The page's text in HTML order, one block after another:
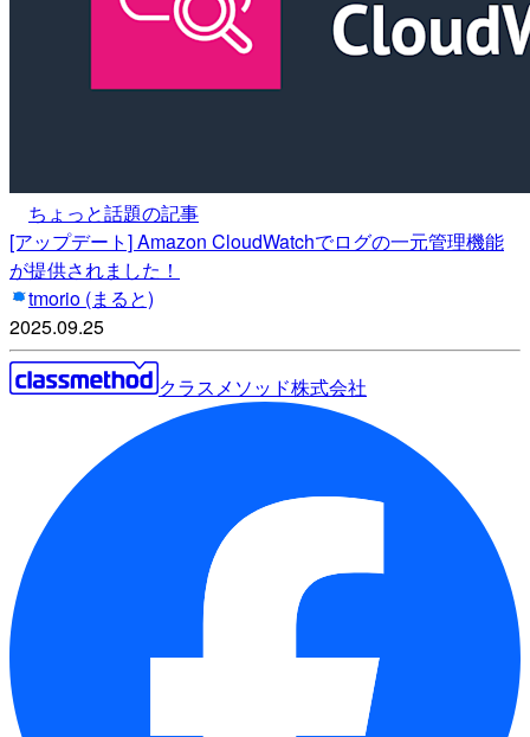
ちょっと話題の記事
[アップデート] Amazon CloudWatchでログの一元管理機能
が提供されました！
tmorio (まると)
2025.09.25
クラスメソッド株式会社